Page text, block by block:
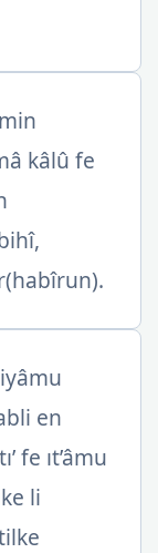
kâlû fe
en
fe ıt’âmu
li